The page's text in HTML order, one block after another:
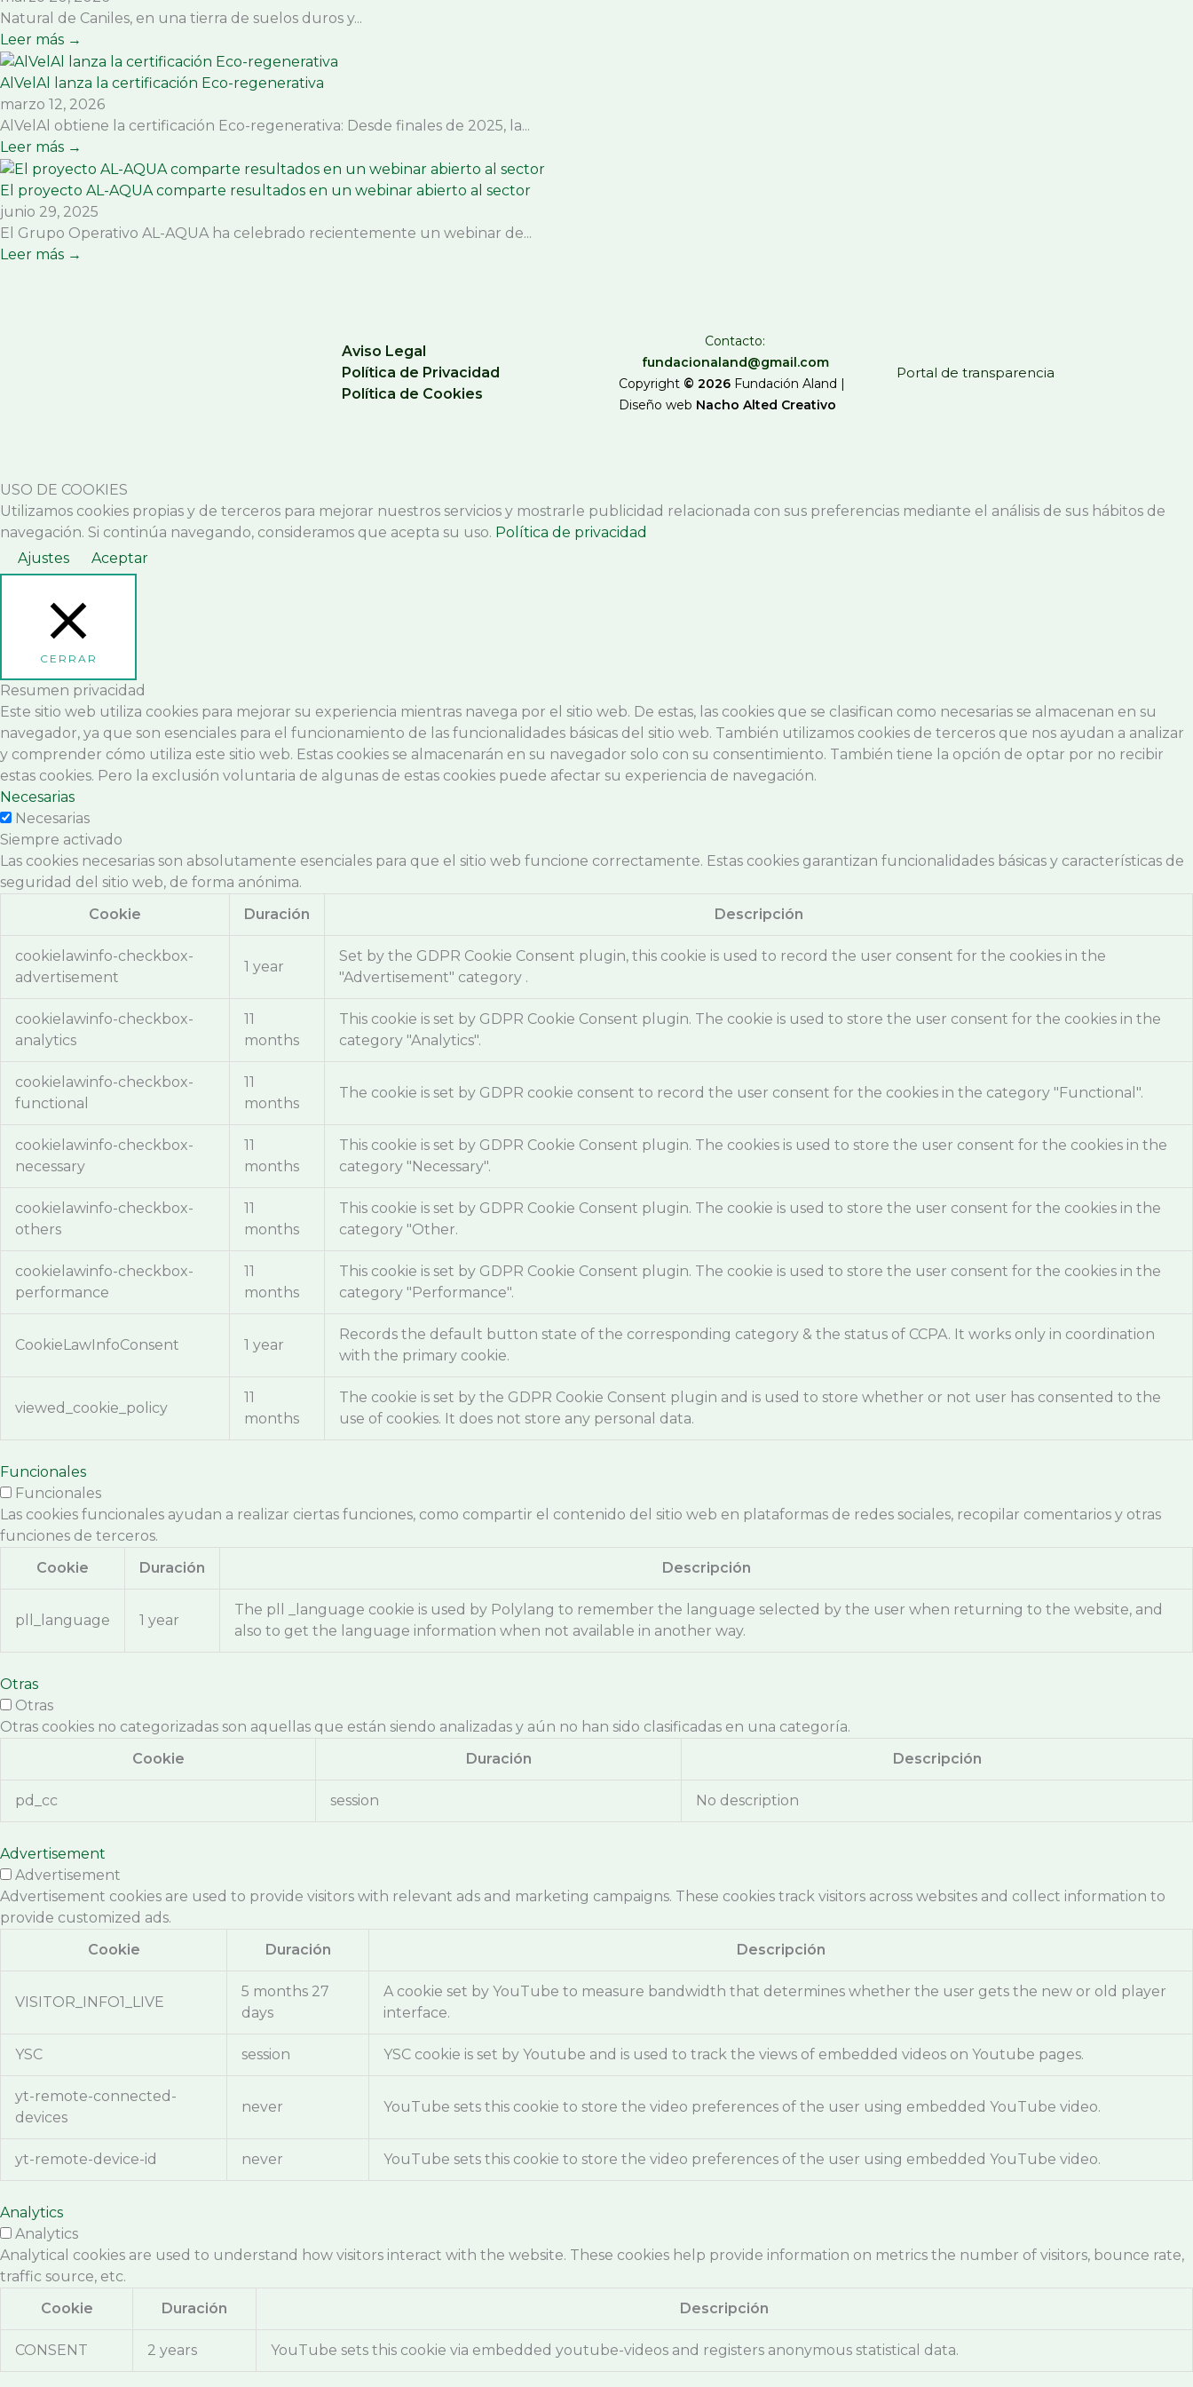
Natural de Caniles, en una tierra de suelos duros y...
Leer más →
AlVelAl lanza la certificación Eco-regenerativa
marzo 12, 2026
AlVelAl obtiene la certificación Eco-regenerativa: Desde finales de 2025, la...
Leer más →
El proyecto AL-AQUA comparte resultados en un webinar abierto al sector
junio 29, 2025
El Grupo Operativo AL-AQUA ha celebrado recientemente un webinar de...
Leer más →
Aviso Legal
Política de Privacidad
Política de Cookies
Contacto:
fundacionaland@gmail.com
Copyright © 2026 Fundación Aland |
Diseño web Nacho Alted Creativo
Portal de transparencia
USO DE COOKIES
Utilizamos cookies propias y de terceros para mejorar nuestros servicios y mostrarle publicidad relacionada con sus preferencias mediante el análisis de sus hábitos de
navegación. Si continúa navegando, consideramos que acepta su uso. Política de privacidad
Ajustes
Aceptar
CERRAR
Resumen privacidad
Este sitio web utiliza cookies para mejorar su experiencia mientras navega por el sitio web. De estas, las cookies que se clasifican como necesarias se almacenan en su
navegador, ya que son esenciales para el funcionamiento de las funcionalidades básicas del sitio web. También utilizamos cookies de terceros que nos ayudan a analizar
y comprender cómo utiliza este sitio web. Estas cookies se almacenarán en su navegador solo con su consentimiento. También tiene la opción de optar por no recibir
estas cookies. Pero la exclusión voluntaria de algunas de estas cookies puede afectar su experiencia de navegación.
Necesarias
Necesarias
Siempre activado
Las cookies necesarias son absolutamente esenciales para que el sitio web funcione correctamente. Estas cookies garantizan funcionalidades básicas y características de
seguridad del sitio web, de forma anónima.
Cookie
Duración Descripción
cookielawinfo-checkbox-
advertisement
1 year
Set by the GDPR Cookie Consent plugin, this cookie is used to record the user consent for the cookies in the
"Advertisement" category .
cookielawinfo-checkbox-
analytics
11
months
This cookie is set by GDPR Cookie Consent plugin. The cookie is used to store the user consent for the cookies in the
category "Analytics".
cookielawinfo-checkbox-
functional
11
months
The cookie is set by GDPR cookie consent to record the user consent for the cookies in the category "Functional".
cookielawinfo-checkbox-
necessary
11
months
This cookie is set by GDPR Cookie Consent plugin. The cookies is used to store the user consent for the cookies in the
category "Necessary".
cookielawinfo-checkbox-
others
11
months
This cookie is set by GDPR Cookie Consent plugin. The cookie is used to store the user consent for the cookies in the
category "Other.
cookielawinfo-checkbox-
performance
11
months
This cookie is set by GDPR Cookie Consent plugin. The cookie is used to store the user consent for the cookies in the
category "Performance".
CookieLawInfoConsent 1 year
Records the default button state of the corresponding category & the status of CCPA. It works only in coordination
with the primary cookie.
viewed_cookie_policy
11
months
The cookie is set by the GDPR Cookie Consent plugin and is used to store whether or not user has consented to the
use of cookies. It does not store any personal data.
Funcionales
Funcionales
Las cookies funcionales ayudan a realizar ciertas funciones, como compartir el contenido del sitio web en plataformas de redes sociales, recopilar comentarios y otras
funciones de terceros.
Cookie
Duración Descripción
pll_language 1 year
The pll _language cookie is used by Polylang to remember the language selected by the user when returning to the website, and
also to get the language information when not available in another way.
Otras
Otras
Otras cookies no categorizadas son aquellas que están siendo analizadas y aún no han sido clasificadas en una categoría.
Cookie
Duración Descripción
pd_cc session No description
Advertisement
Advertisement
Advertisement cookies are used to provide visitors with relevant ads and marketing campaigns. These cookies track visitors across websites and collect information to
provide customized ads.
Cookie
Duración Descripción
VISITOR_INFO1_LIVE
5 months 27
days
A cookie set by YouTube to measure bandwidth that determines whether the user gets the new or old player
interface.
YSC session YSC cookie is set by Youtube and is used to track the views of embedded videos on Youtube pages.
yt-remote-connected-
devices
never YouTube sets this cookie to store the video preferences of the user using embedded YouTube video.
yt-remote-device-id never YouTube sets this cookie to store the video preferences of the user using embedded YouTube video.
Analytics
Analytics
Analytical cookies are used to understand how visitors interact with the website. These cookies help provide information on metrics the number of visitors, bounce rate,
traffic source, etc.
Cookie
Duración Descripción
CONSENT 2 years YouTube sets this cookie via embedded youtube-videos and registers anonymous statistical data.